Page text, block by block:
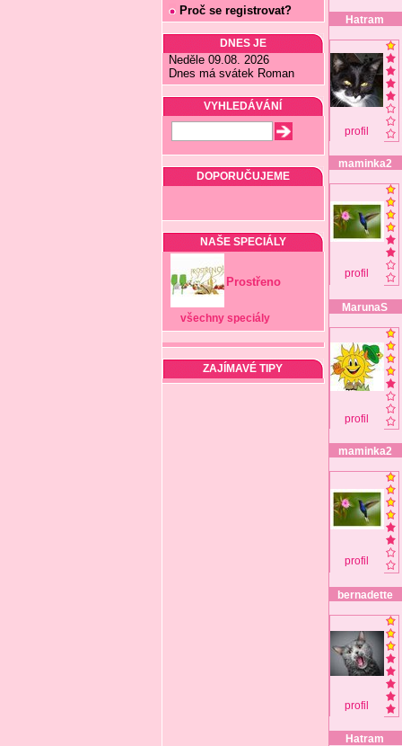
Proč se registrovat?
DNES JE
Neděle 09.08. 2026
Dnes má svátek Roman
VYHLEDÁVÁNÍ
DOPORUČUJEME
NAŠE SPECIÁLY
Prostřeno
všechny speciály
ZAJÍMAVÉ TIPY
Hatram
profil
maminka2
profil
MarunaS
profil
maminka2
profil
bernadette
profil
Hatram